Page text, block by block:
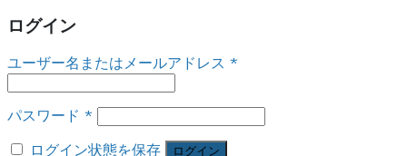
ログイン
ユーザー名またはメールアドレス *
パスワード *
ログイン状態を保存
ログイン